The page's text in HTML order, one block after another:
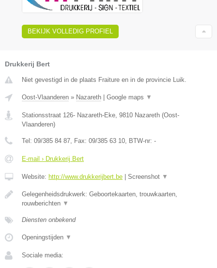
BEKIJK VOLLEDIG PROFIEL
Drukkerij Bert
Niet gevestigd in de plaats Fraiture en in de provincie Luik.
Oost-Vlaanderen » Nazareth Google maps ▼
Stationsstraat 126- Nazareth-Eke, 9810 Nazareth (Oost-
Vlaanderen)
Tel: 09/385 84 87, Fax: 09/385 63 10, BTW-nr: -
E-mail › Drukkerij Bert
Website: http://www.drukkerijbert.be Screenshot ▼
Gelegenheidsdrukwerk: Geboortekaarten, trouwkaarten,
rouwberichten ▼
Diensten onbekend
Openingstijden ▼
Sociale media: